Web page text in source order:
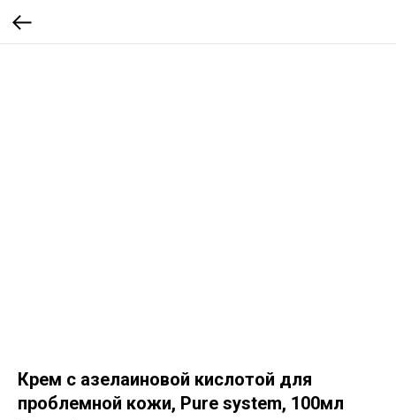
Крем с азелаиновой кислотой для
проблемной кожи, Pure system, 100мл